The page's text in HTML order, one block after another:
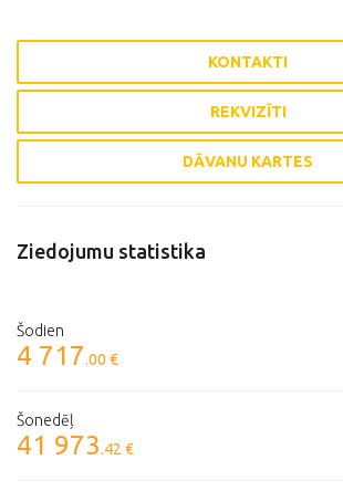
KONTAKTI
REKVIZĪTI
DĀVANU KARTES
Ziedojumu statistika
Šodien
4 717.00 €
Šonedēļ
41 973.42 €